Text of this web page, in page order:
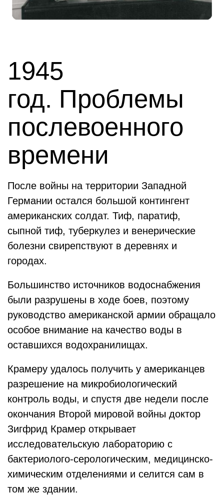
1945
год. Проблемы
послевоенного
времени
После войны на территории Западной
Германии остался большой контингент
американских солдат. Тиф, паратиф,
сыпной тиф, туберкулез и венерические
болезни свирепствуют в деревнях и
городах.
Большинство источников водоснабжения
были разрушены в ходе боев, поэтому
руководство американской армии обращало
особое внимание на качество воды в
оставшихся водохранилищах.
Крамеру удалось получить у американцев
разрешение на микробиологический
контроль воды, и спустя две недели после
окончания Второй мировой войны доктор
Зигфрид Крамер открывает
исследовательскую лабораторию с
бактериолого-серологическим, медицинско-
химическим отделениями и селится сам в
том же здании.